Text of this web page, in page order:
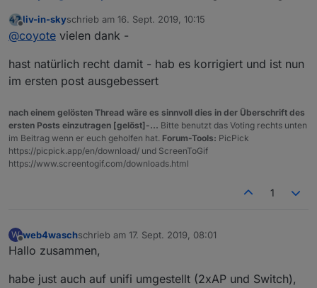
Da ist noch ein kleiner Fehler im Script, da
Wifi_Voucher_List ja nicht angelegt wird, wenn es
In Zeile 625 soll aber da ein State gesetzt werden oder
liege ich da falsch?
javascript.1	2019-09-16 10:16:01.188
javascript.1	2019-09-16 10:16:01.188
javascript.1	2019-09-16 10:16:01.187
javascript.1	2019-09-16 10:16:01.187	warn
javascript.1	2019-09-16 10:16:01.187
javascript.1	2019-09-16 10:16:01.187
javascript.1	2019-09-16 10:16:01.187
Offline
liv-in-skyschrieb am 16. Sept. 2019, 10:15
zuletzt editiert von
@coyote vielen dank -
hast natürlich recht damit - hab es korrigiert und ist nun
im ersten post ausgebessert
nach einem gelösten Thread wäre es sinnvoll dies in der Überschrift des
ersten Posts einzutragen [gelöst]-... Bitte benutzt das Voting rechts unten
im Beitrag wenn er euch geholfen hat. Forum-Tools: PicPick
https://picpick.app/en/download/ und ScreenToGif
https://www.screentogif.com/downloads.html
1
W
Offline
web4waschschrieb am 17. Sept. 2019, 08:01
zuletzt editiert von
Hallo zusammen,
habe just auch auf unifi umgestellt (2xAP und Switch),